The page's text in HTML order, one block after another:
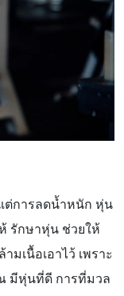
ต่การลดน้ำหนัก หุ่น
รักษาหุ่น ช่วยให้
เนื้อเอาไว้ เพราะ
มีหุ่นที่ดี การที่มวล